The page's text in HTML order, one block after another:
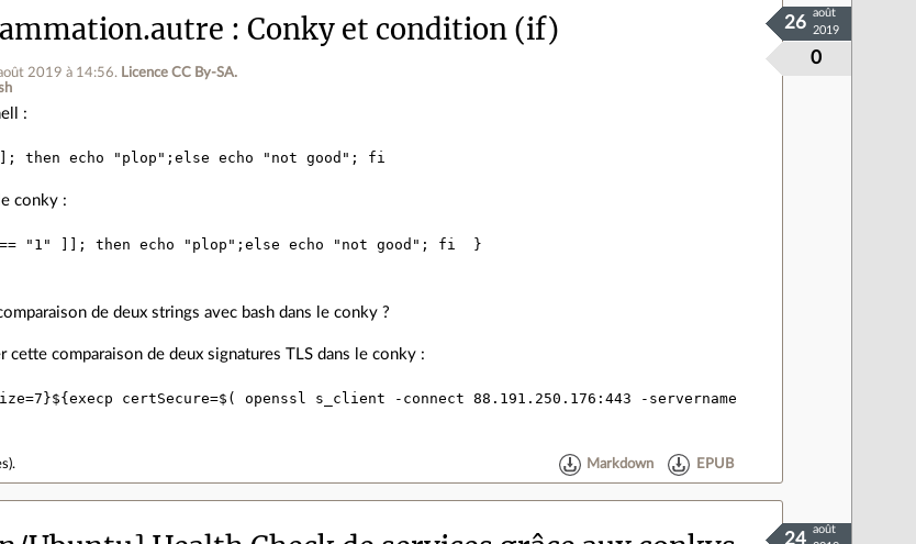
Conky et condition (if)
2019 à 14:56. Licence CC By‑SA.
0
26
août
2019
:
conky :
de deux strings avec bash dans le conky ?
cette comparaison de deux signatures TLS dans le conky :
certSecure=$( openssl s_client -connect 88.191.250.176:443 -servername
). Markdown EPUB
24
août